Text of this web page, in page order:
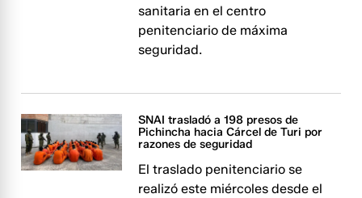
sanitaria en el centro
penitenciario de máxima
seguridad.
SNAI trasladó a 198 presos de
Pichincha hacia Cárcel de Turi por
razones de seguridad
El traslado penitenciario se
realizó este miércoles desde el